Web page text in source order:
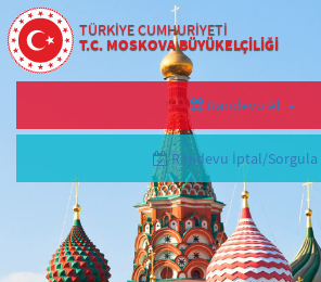
TÜRKİYE CUMHURİYETİ
T.C. MOSKOVA BÜYÜKELÇİLİĞİ
Randevu Al
Randevu İptal/Sorgula